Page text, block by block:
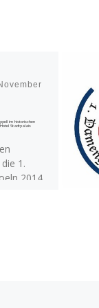
im historischen
Stadtpalais
1.
2014